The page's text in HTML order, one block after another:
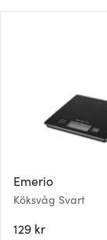
Emerio
Köksvåg Svart
129 kr